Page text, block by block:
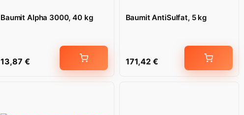
Baumit Alpha 3000, 40 kg
13,87 €
Baumit AntiSulfat, 5 kg
171,42 €